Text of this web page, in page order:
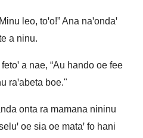
leo, toꞌo!” Ana naꞌondaꞌ
a ninu.
a nae, “Au hando oe fee
raꞌabeta boe."
onta ra mamana nininu
oe sia oe mataꞌ fo hani